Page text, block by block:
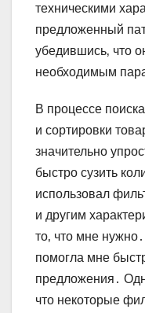
техническими
предложенный
убедившись‚ что
необходимым
В процессе
и сортировки
значительно
быстро сузить
использовал
и другим
то‚ что мне
помогла мне
предложения․
что некоторые